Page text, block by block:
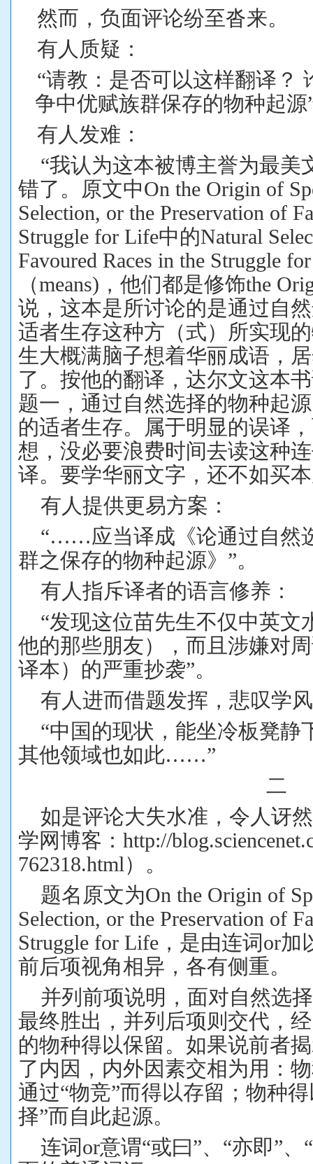
然而，负面评论纷至沓来。
有人质疑：
“请教：是否可以这样翻译？
争中优赋族群保存的物种起源
有人发难：
“我认为这本被博主誉为最美
错了。原文中On the Origin of
Selection, or the Preservation of
Struggle for Life中的Natural
Favoured Races in the Struggle
（means) ，他们都是修饰the
说，这本是所讨论的是通过自
适者生存这种方（式）所实现
生大概满脑子想着华丽成语，
了。按他的翻译，达尔文这本
题一，通过自然选择的物种起
的适者生存。属于明显的误译
想，没必要浪费时间去读这种
译。要学华丽文字，还不如买
有人提供更易方案：
“……应当译成《论通过自然
群之保存的物种起源》 ”。
有人指斥译者的语言修养：
“发现这位苗先生不仅中英文
他的那些朋友），而且涉嫌对
译本）的严重抄袭”。
有人进而借题发挥，悲叹学
“中国的现状，能坐冷板凳静
其他领域也如此……”
二
如是评论大失水准，令人讶
学网博客： http://
762318.html）。
题名原文为On the Origin of
Selection, or the Preservation of
Struggle for Life ，是由连词or加
前后项视角相异，各有侧重。
并列前项说明，面对自然选
最终胜出，并列后项则交代，
的物种得以保留。如果说前者
了内因，内外因素交相为用：
通过“物竞”而得以存留；物种
择”而自此起源。
连词or意谓“或曰”、“亦即”、